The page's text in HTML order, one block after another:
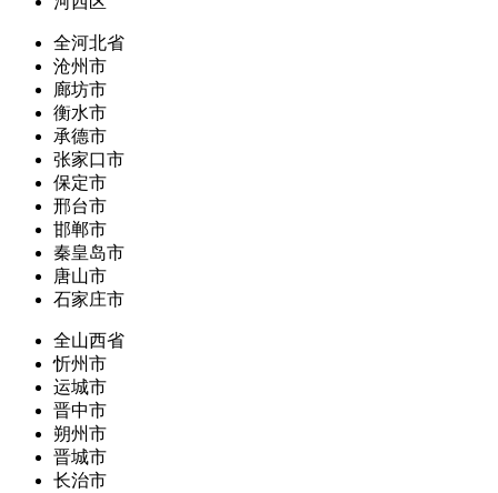
全河北省
沧州市
廊坊市
衡水市
承德市
张家口市
保定市
邢台市
邯郸市
秦皇岛市
唐山市
石家庄市
全山西省
忻州市
运城市
晋中市
朔州市
晋城市
长治市